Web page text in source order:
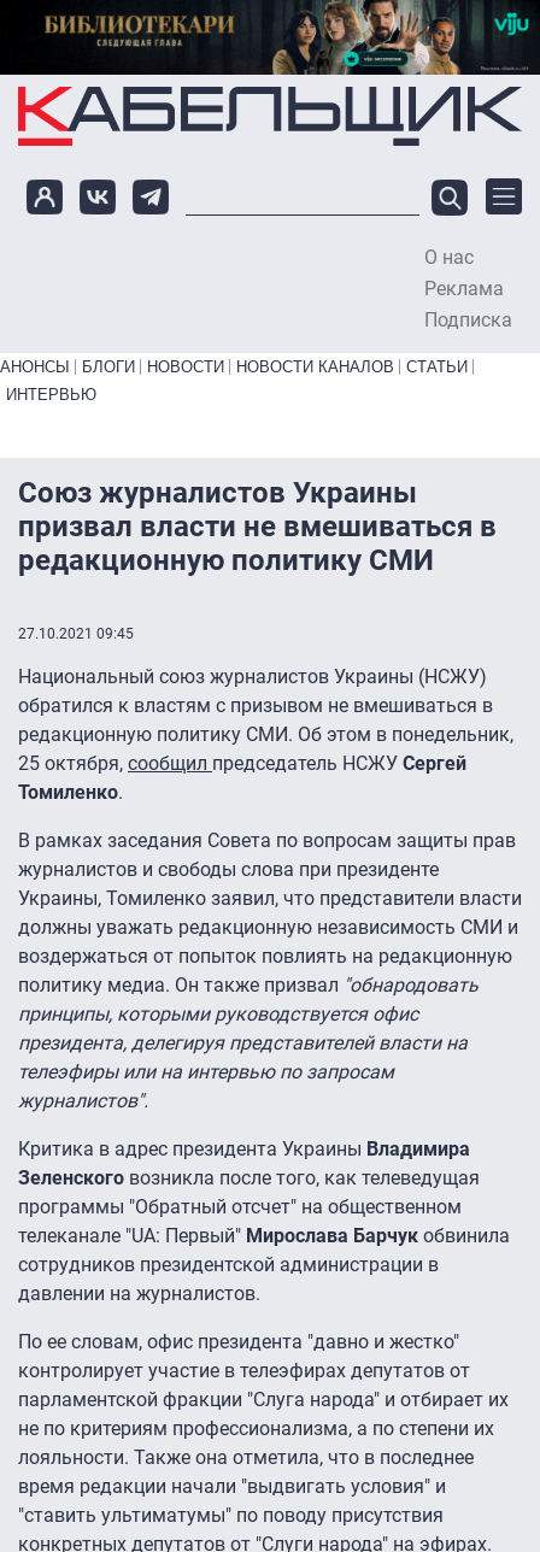
Перейти к основному содержанию
О нас
Реклама
Подписка
Primary links bottom
АНОНСЫ БЛОГИ НОВОСТИ НОВОСТИ КАНАЛОВ
СТАТЬИ
ИНТЕРВЬЮ
Союз журналистов Украины
призвал власти не вмешиваться в
редакционную политику СМИ
27.10.2021 09:45
Национальный союз журналистов Украины (НСЖУ)
обратился к властям с призывом не вмешиваться в
редакционную политику СМИ. Об этом в понедельник,
25 октября, сообщил председатель НСЖУ Сергей
Томиленко.
В рамках заседания Совета по вопросам защиты прав
журналистов и свободы слова при президенте
Украины, Томиленко заявил, что представители власти
должны уважать редакционную независимость СМИ и
воздержаться от попыток повлиять на редакционную
политику медиа. Он также призвал "обнародовать
принципы, которыми руководствуется офис
президента, делегируя представителей власти на
телеэфиры или на интервью по запросам
журналистов".
Критика в адрес президента Украины Владимира
Зеленского возникла после того, как телеведущая
программы "Обратный отсчет" на общественном
телеканале "UA: Первый" Мирослава Барчук обвинила
сотрудников президентской администрации в
давлении на журналистов.
По ее словам, офис президента "давно и жестко"
контролирует участие в телеэфирах депутатов от
парламентской фракции "Слуга народа" и отбирает их
не по критериям профессионализма, а по степени их
лояльности. Также она отметила, что в последнее
время редакции начали "выдвигать условия" и
"ставить ультиматумы" по поводу присутствия
конкретных депутатов от "Слуги народа" на эфирах.